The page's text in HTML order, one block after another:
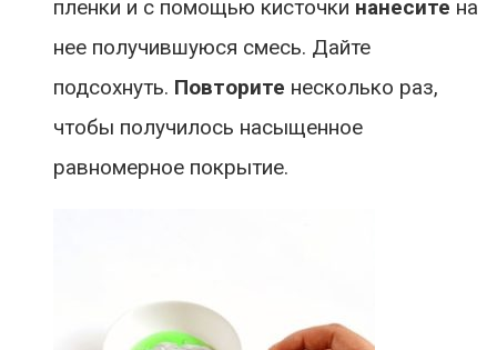
пленки и с помощью кисточки нанесите на
нее получившуюся смесь. Дайте
подсохнуть. Повторите несколько раз,
чтобы получилось насыщенное
равномерное покрытие.